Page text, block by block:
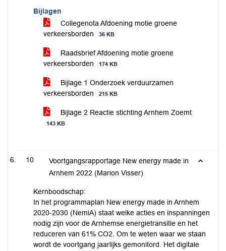
Bijlagen
Collegenota Afdoening motie groene
verkeersborden
36 KB
Raadsbrief Afdoening motie groene
verkeersborden
174 KB
Bijlage 1 Onderzoek verduurzamen
verkeersborden
215 KB
Bijlage 2 Reactie stichting Arnhem Zoemt
143 KB
10
Voortgangsrapportage New energy made in
Arnhem 2022 (Marion Visser)
Kernboodschap:
In het programmaplan New energy made in Arnhem
2020-2030 (NemiA) staat welke acties en inspanningen
nodig zijn voor de Arnhemse energietransitie en het
reduceren van 61% CO2. Om te weten waar we staan
wordt de voortgang jaarlijks gemonitord. Het digitale